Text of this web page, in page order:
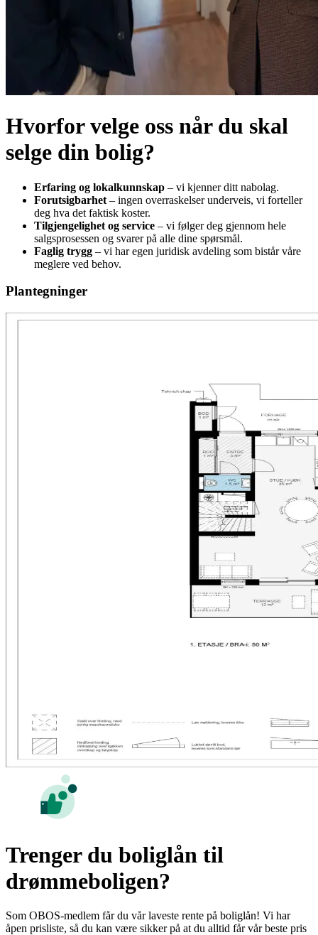
Hvorfor velge oss når du skal
selge din bolig?
Erfaring og lokalkunnskap – vi kjenner ditt nabolag.
Forutsigbarhet – ingen overraskelser underveis, vi forteller
deg hva det faktisk koster.
Tilgjengelighet og service – vi følger deg gjennom hele
salgsprosessen og svarer på alle dine spørsmål.
Faglig trygg – vi har egen juridisk avdeling som bistår våre
meglere ved behov.
Plantegninger
Trenger du boliglån til
drømmeboligen?
Som OBOS-medlem får du vår laveste rente på boliglån! Vi har
åpen prisliste, så du kan være sikker på at du alltid får vår beste pris